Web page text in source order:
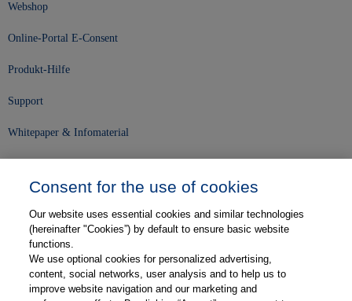
Webshop
Online-Portal E-Consent
Produkt-Hilfe
Support
Whitepaper & Infomaterial
Karriere
Kontakt
Web-Semniare
Consent for the use of cookies
Our website uses essential cookies and similar technologies
(hereinafter "Cookies”) by default to ensure basic website
functions.
We use optional cookies for personalized advertising,
content, social networks, user analysis and to help us to
improve website navigation and our marketing and